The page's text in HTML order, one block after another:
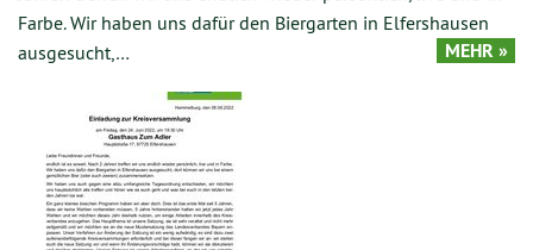
Farbe. Wir haben uns dafür den Biergarten in Elfershausen
ausgesucht,…
MEHR »